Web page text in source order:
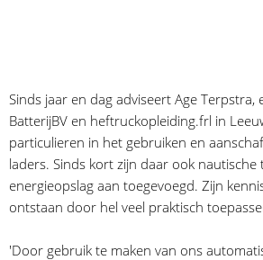
Sinds jaar en dag adviseert Age Terpstra,
BatterijBV en heftruckopleiding.frl in
particulieren in het gebruiken en
laders. Sinds kort zijn daar ook nautische
energieopslag aan toegevoegd. Zijn
ontstaan door hel veel praktisch
'Door gebruik te maken van ons